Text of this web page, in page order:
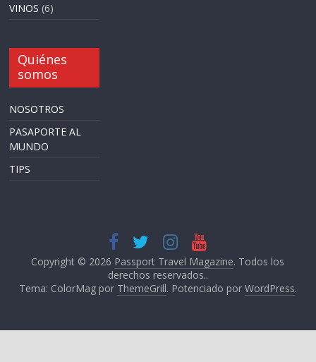
VINOS (6)
Quiénes
somos
NOSOTROS
PASAPORTE AL
MUNDO
TIPS
Copyright © 2026 Passport Travel Magazine. Todos los
derechos reservados..
Tema: ColorMag por ThemeGrill. Potenciado por WordPress.